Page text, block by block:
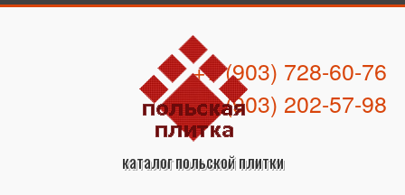
каталог польской плитки
+7 (903) 728-60-76
+7 (903) 202-57-98